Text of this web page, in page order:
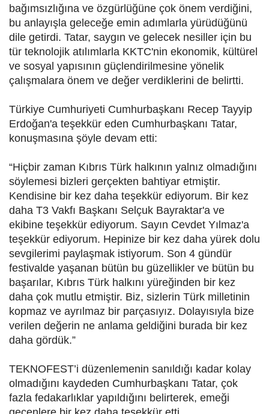
bağımsızlığına ve özgürlüğüne çok önem verdiğini,
bu anlayışla geleceğe emin adımlarla yürüdüğünü
dile getirdi. Tatar, saygın ve gelecek nesiller için bu
tür teknolojik atılımlarla KKTC'nin ekonomik, kültürel
ve sosyal yapısının güçlendirilmesine yönelik
çalışmalara önem ve değer verdiklerini de belirtti.
Türkiye Cumhuriyeti Cumhurbaşkanı Recep Tayyip
Erdoğan'a teşekkür eden Cumhurbaşkanı Tatar,
konuşmasına şöyle devam etti:
“Hiçbir zaman Kıbrıs Türk halkının yalnız olmadığını
söylemesi bizleri gerçekten bahtiyar etmiştir.
Kendisine bir kez daha teşekkür ediyorum. Bir kez
daha T3 Vakfı Başkanı Selçuk Bayraktar'a ve
ekibine teşekkür ediyorum. Sayın Cevdet Yılmaz'a
teşekkür ediyorum. Hepinize bir kez daha yürek dolu
sevgilerimi paylaşmak istiyorum. Son 4 gündür
festivalde yaşanan bütün bu güzellikler ve bütün bu
başarılar, Kıbrıs Türk halkını yüreğinden bir kez
daha çok mutlu etmiştir. Biz, sizlerin Türk milletinin
kopmaz ve ayrılmaz bir parçasıyız. Dolayısıyla bize
verilen değerin ne anlama geldiğini burada bir kez
daha gördük.”
TEKNOFEST’i düzenlemenin sanıldığı kadar kolay
olmadığını kaydeden Cumhurbaşkanı Tatar, çok
fazla fedakarlıklar yapıldığını belirterek, emeği